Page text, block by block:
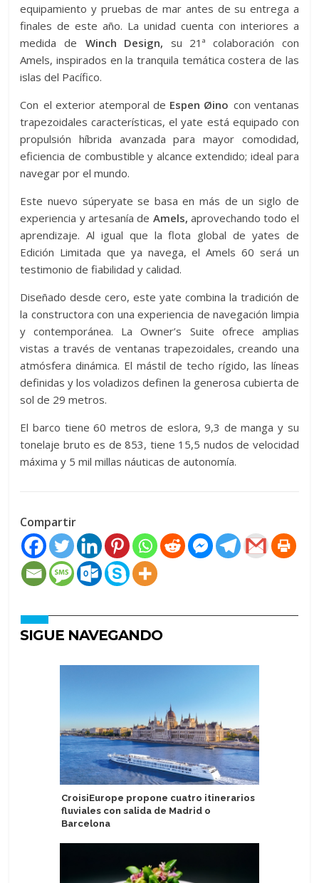
equipamiento y pruebas de mar antes de su entrega a
finales de este año. La unidad cuenta con interiores a
medida deWinch Design, su 21ª colaboración con
Amels, inspirados en la tranquila temática costera de las
islas del Pacífico.
Con el exterior atemporal de Espen Øino con ventanas
trapezoidales características, el yate está equipado con
propulsión híbrida avanzada para mayor comodidad,
eficiencia de combustible y alcance extendido; ideal para
navegar por el mundo.
Este nuevo súperyate se basa en más de un siglo de
experiencia y artesanía de Amels, aprovechando todo el
aprendizaje. Al igual que la flota global de yates de
Edición Limitada que ya navega, el Amels 60 será un
testimonio de fiabilidad y calidad.
Diseñado desde cero, este yate combina la tradición de
la constructora con una experiencia de navegación limpia
y contemporánea. La Owner’s Suite ofrece amplias
vistas a través de ventanas trapezoidales, creando una
atmósfera dinámica. El mástil de techo rígido, las líneas
definidas y los voladizos definen la generosa cubierta de
sol de 29 metros.
El barco tiene 60 metros de eslora, 9,3 de manga y su
tonelaje bruto es de 853, tiene 15,5 nudos de velocidad
máxima y 5 mil millas náuticas de autonomía.
Compartir
SIGUE NAVEGANDO
CroisiEurope propone cuatro itinerarios
fluviales con salida de Madrid o
Barcelona